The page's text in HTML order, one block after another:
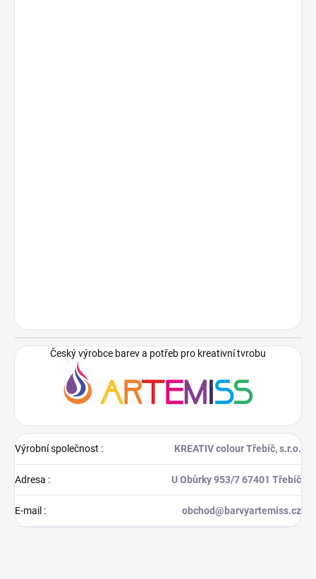
Český výrobce barev a potřeb pro kreativní tvrobu
Výrobní společnost : KREATIV colour Třebíč, s.r.o.
Adresa : U Obůrky 953/7 67401 Třebíč
E-mail : obchod@barvyartemiss.cz